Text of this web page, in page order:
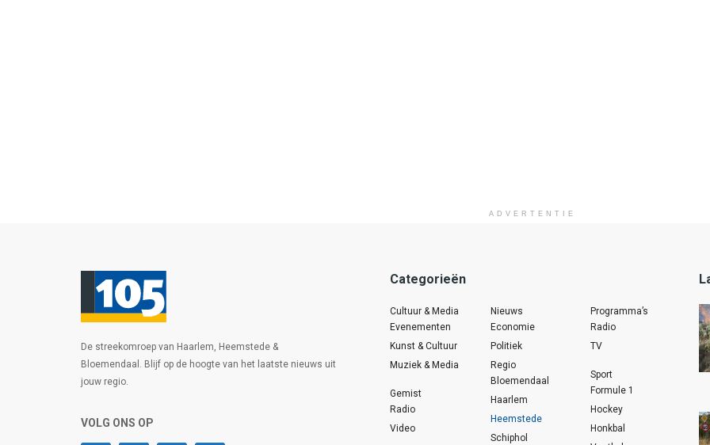
ADVERTENTIE
De streekomroep van Haarlem, Heemstede &
Bloemendaal. Blijf op de hoogte van het laatste nieuws uit
jouw regio.
VOLG ONS OP
Categorieën
Cultuur & Media
Evenementen
Kunst & Cultuur
Muziek & Media
Gemist
Radio
Video
Nieuws
Economie
Politiek
Regio
Bloemendaal
Haarlem
Heemstede
Schiphol
Programma’s
Radio
TV
Sport
Formule 1
Hockey
Honkbal